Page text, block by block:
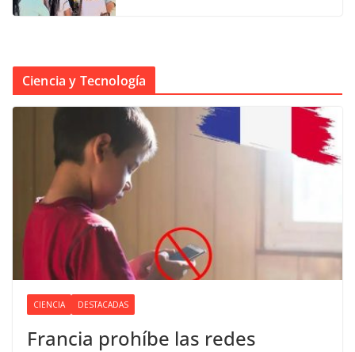
Ciencia y Tecnología
CIENCIA DESTACADAS
Francia prohíbe las redes